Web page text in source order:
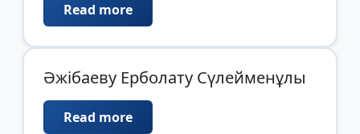
Read more
Әжібаеву Ерболату Сүлейменұлы
Read more